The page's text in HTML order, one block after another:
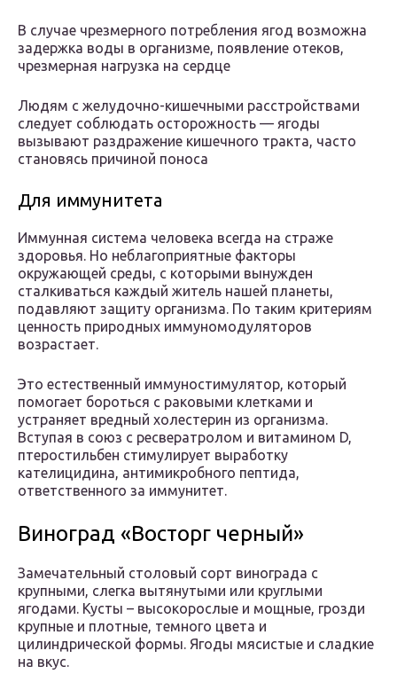
В случае чрезмерного потребления ягод возможна
задержка воды в организме, появление отеков,
чрезмерная нагрузка на сердце
Людям с желудочно-кишечными расстройствами
следует соблюдать осторожность — ягоды
вызывают раздражение кишечного тракта, часто
становясь причиной поноса
Для иммунитета
Иммунная система человека всегда на страже
здоровья. Но неблагоприятные факторы
окружающей среды, с которыми вынужден
сталкиваться каждый житель нашей планеты,
подавляют защиту организма. По таким критериям
ценность природных иммуномодуляторов
возрастает.
Это естественный иммуностимулятор, который
помогает бороться с раковыми клетками и
устраняет вредный холестерин из организма.
Вступая в союз с ресвератролом и витамином D,
птеростильбен стимулирует выработку
кателицидина, антимикробного пептида,
ответственного за иммунитет.
Виноград «Восторг черный»
Замечательный столовый сорт винограда с
крупными, слегка вытянутыми или круглыми
ягодами. Кусты – высокорослые и мощные, грозди
крупные и плотные, темного цвета и
цилиндрической формы. Ягоды мясистые и сладкие
на вкус.